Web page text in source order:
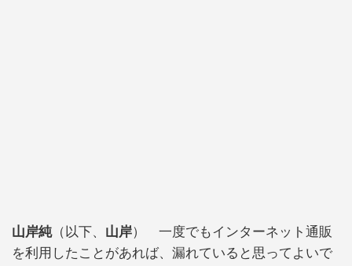
山岸純（以下、 山岸） 一度でもインターネット通販
を利用したことがあれば、漏れていると思ってよいで